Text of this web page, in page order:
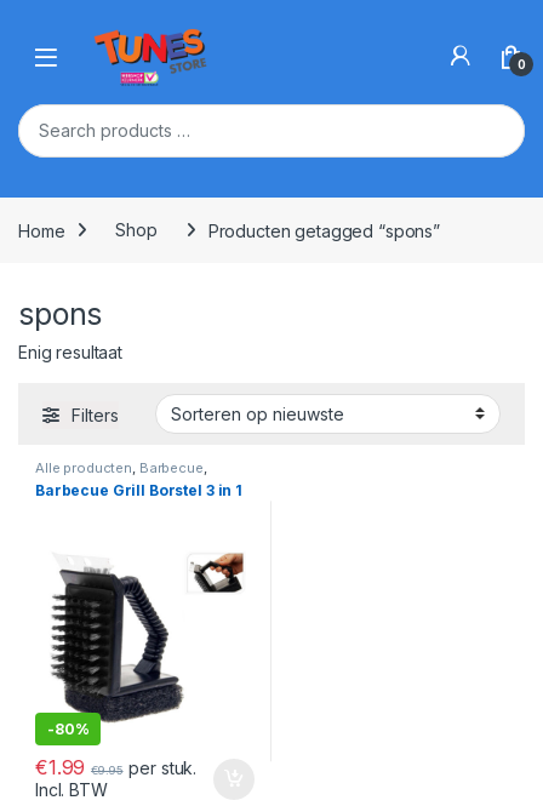
Open 0
Home Shop Producten getagged “spons”
spons
Enig resultaat
Filters
Alle producten, Barbecue,
Barbecue Accessoires Buiten
Barbecue Grill Borstel 3 in 1
-80%
€1.99 €9.95 per stuk.
Incl. BTW